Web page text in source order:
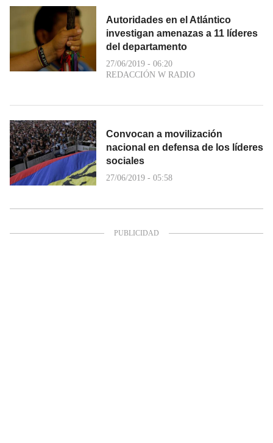
Autoridades en el Atlántico
investigan amenazas a 11 líderes
del departamento
27/06/2019 - 06:20
REDACCIÓN W RADIO
Convocan a movilización
nacional en defensa de los líderes
sociales
27/06/2019 - 05:58